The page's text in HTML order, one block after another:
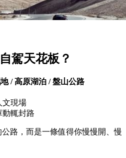
駕天花板？
/ 高原湖泊 / 盤山公路
文現場
輒封路
路，而是一條值得你慢慢開、慢